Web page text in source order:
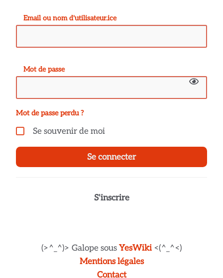
Email ou nom d'utilisateur.ice
Mot de passe
Mot de passe perdu ?
Se souvenir de moi
Se connecter
S'inscrire
(>^_^)> Galope sous YesWiki<(^_^<)
Mentions légales
Contact